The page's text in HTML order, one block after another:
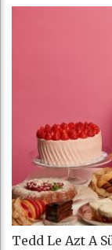
Tedd Le Azt A